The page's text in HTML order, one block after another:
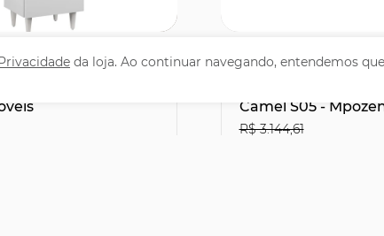
da loja. Ao continuar navegando, entendemos
Torre
Cama Queen
Camel S05 -
R$ 3.144,61